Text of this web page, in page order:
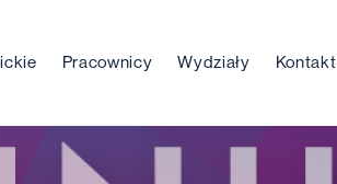
Pracownicy Wydziały Kontakt